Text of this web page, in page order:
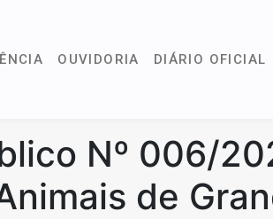
OUVIDORIA DIÁRIO OFICIAL
Nº 006/
de